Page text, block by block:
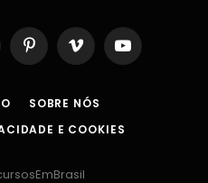
PinterestVimeo YouTube
SOBRE NÓS
E COOKIES